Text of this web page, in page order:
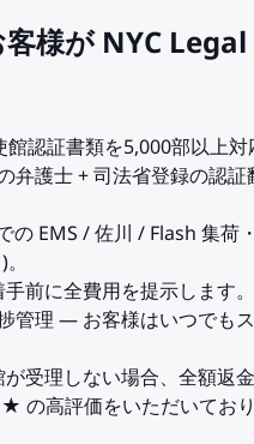
様が NYC
認証書類を5,000部以上対
弁護士 + 司法省登録の認
の EMS / 佐川 / Flash 集荷
前に全費用を提示します。
管理 — お客様はいつでも
受理しない場合、全額返金
の高評価をいただいており